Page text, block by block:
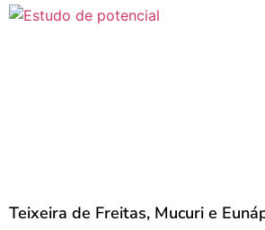
Teixeira de Freitas, Mucuri e